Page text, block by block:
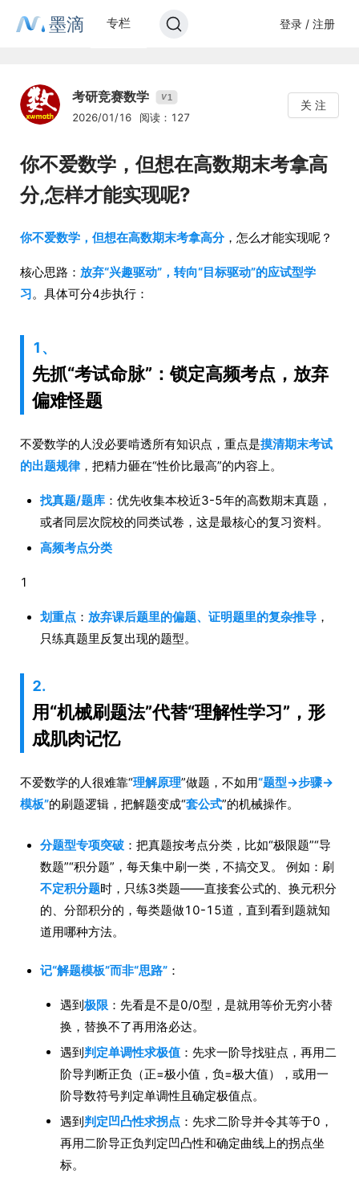
墨滴 专栏 登录 / 注册
考研竞赛数学 V1
2026/01/16 阅读：127
关 注
你不爱数学，但想在高数期末考拿高
分,怎样才能实现呢?
你不爱数学，但想在高数期末考拿高分，怎么才能实现呢？
核心思路： 放弃“兴趣驱动”，转向“目标驱动”的应试型学
习。具体可分4步执行：
1、
先抓“考试命脉”：锁定高频考点，放弃
偏难怪题
不爱数学的人没必要啃透所有知识点，重点是摸清期末考试
的出题规律，把精力砸在“性价比最高”的内容上。
找真题/题库 ：优先收集本校近3-5年的高数期末真题，
或者同层次院校的同类试卷，这是最核心的复习资料。
高频考点分类
1
划重点 ： 放弃课后题里的偏题、证明题里的复杂推导 ，
只练真题里反复出现的题型。
2.
用“机械刷题法”代替“理解性学习”，形
成肌肉记忆
不爱数学的人很难靠“理解原理”做题，不如用“题型→步骤→
模板”的刷题逻辑，把解题变成“套公式”的机械操作。
分题型专项突破 ：把真题按考点分类，比如“极限题”“导
数题”“积分题”，每天集中刷一类，不搞交叉。 例如：刷
不定积分题时，只练3类题——直接套公式的、换元积分
的、分部积分的，每类题做10-15道，直到看到题就知
道用哪种方法。
记“解题模板”而非“思路” ：
遇到极限 ：先看是不是0/0型，是就用等价无穷小替
换，替换不了再用洛必达。
遇到判定单调性求极值 ：先求一阶导找驻点，再用二
阶导判断正负（正=极小值，负=极大值），或用一
阶导数符号判定单调性且确定极值点。
遇到判定凹凸性求拐点 ：先求二阶导并令其等于0，
再用二阶导正负判定凹凸性和确定曲线上的拐点坐
标。